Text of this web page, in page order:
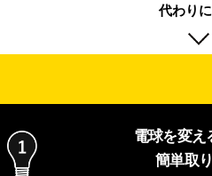
代わり
電球を変え
簡単取